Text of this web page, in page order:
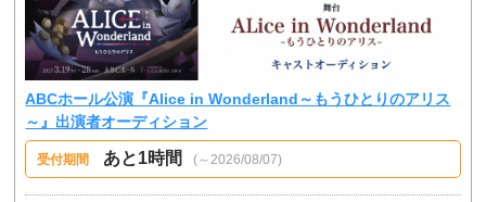
ABCホール公演『Alice in Wonderland～もうひとりのアリス
～』出演者オーディション
受付期間 あと1時間 (～2026/08/07)